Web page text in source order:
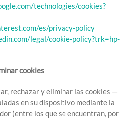
technologies/cookies?
es/privacy-policy
legal/cookie-policy?trk=hp-
cookies
rechazar y eliminar las cookies —
en su dispositivo mediante la
(entre los que se encuentran, por